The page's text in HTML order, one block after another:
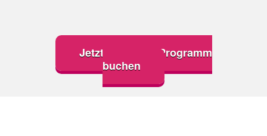
Jetzt Coaching Programm
buchen